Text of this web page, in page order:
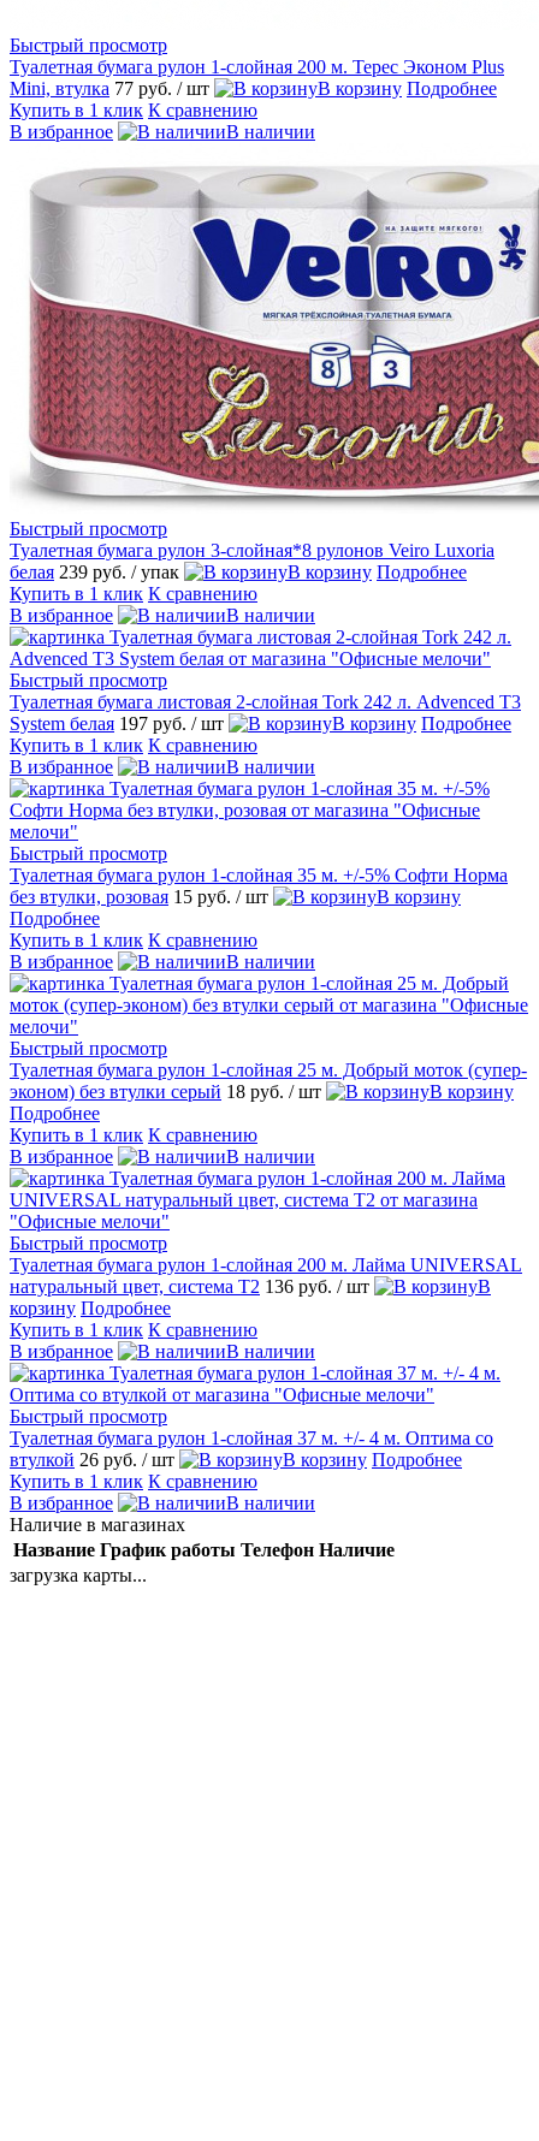
Быстрый просмотр
Туалетная бумага рулон 1-слойная 200 м. Терес Эконом Plus
Mini, втулка 77 руб. / шт В корзину Подробнее
Купить в 1 клик К сравнению
В избранное
В наличии
Быстрый просмотр
Туалетная бумага рулон 3-слойная*8 рулонов Veiro Luxoria
белая 239 руб. / упак В корзину Подробнее
Купить в 1 клик К сравнению
В избранное
В наличии
Быстрый просмотр
Туалетная бумага листовая 2-слойная Tork 242 л. Advenced T3
System белая 197 руб. / шт В корзину Подробнее
Купить в 1 клик К сравнению
В избранное
В наличии
Быстрый просмотр
Туалетная бумага рулон 1-слойная 35 м. +/-5% Софти Норма
без втулки, розовая 15 руб. / шт
В корзину
Подробнее
Купить в 1 клик К сравнению
В избранное
В наличии
Быстрый просмотр
Туалетная бумага рулон 1-слойная 25 м. Добрый моток (супер-
эконом) без втулки серый 18 руб. / шт
В корзину
Подробнее
Купить в 1 клик К сравнению
В избранное
В наличии
Быстрый просмотр
Туалетная бумага рулон 1-слойная 200 м. Лайма UNIVERSAL
натуральный цвет, система T2 136 руб. / шт
В
корзину Подробнее
Купить в 1 клик К сравнению
В избранное
В наличии
Быстрый просмотр
Туалетная бумага рулон 1-слойная 37 м. +/- 4 м. Оптима со
втулкой 26 руб. / шт В корзину Подробнее
Купить в 1 клик К сравнению
В избранное
В наличии
Наличие в магазинах
Название График работы Телефон Наличие
загрузка карты...